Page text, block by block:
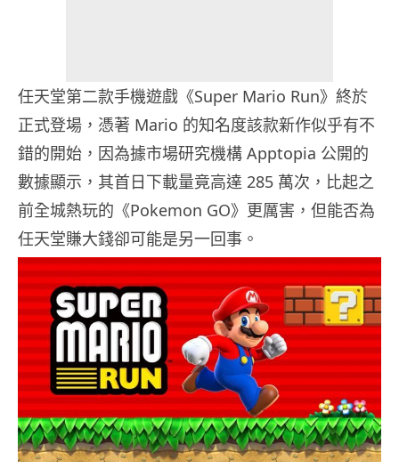
任天堂第二款手機遊戲《Super Mario Run》終於
正式登場，憑著 Mario 的知名度該款新作似乎有不
錯的開始，因為據市場研究機構 Apptopia 公開的
數據顯示，其首日下載量竟高達 285 萬次，比起之
前全城熱玩的《Pokemon GO》更厲害，但能否為
任天堂賺大錢卻可能是另一回事。